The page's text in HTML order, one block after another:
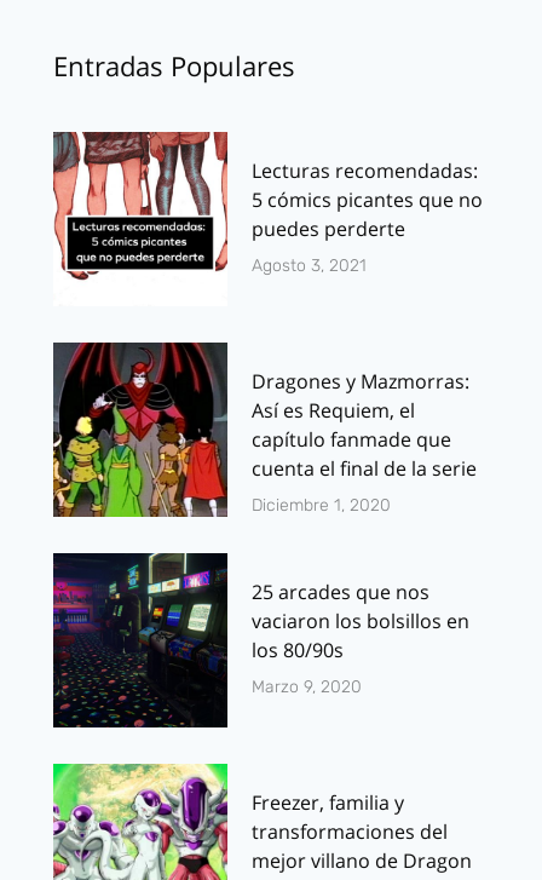
Entradas Populares
Lecturas recomendadas:
5 cómics picantes que no
puedes perderte
Agosto 3, 2021
Dragones y Mazmorras:
Así es Requiem, el
capítulo fanmade que
cuenta el final de la serie
Diciembre 1, 2020
25 arcades que nos
vaciaron los bolsillos en
los 80/90s
Marzo 9, 2020
Freezer, familia y
transformaciones del
mejor villano de Dragon